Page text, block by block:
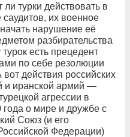
ли турки действовать в
их военное
нарушение её
разбирательства
есть прецедент
по себе резолюции
действия российских
и иранской армий —
агрессии в
года о мире и дружбе с
Союз (и его
Федерации)